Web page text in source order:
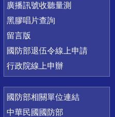
廣播訊號收聽量測
黑膠唱片查詢
留言版
國防部退伍令線上申請
行政院線上申辦
國防部相關單位連結
中華民國國防部